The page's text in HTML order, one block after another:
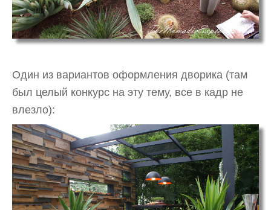
Один из вариантов оформления дворика (там
был целый конкурс на эту тему, все в кадр не
влезло):